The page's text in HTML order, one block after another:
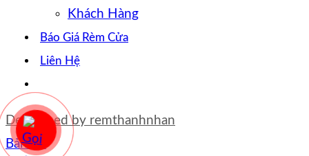
Khách Hàng
Báo Giá Rèm Cửa
Liên Hệ
Developed by remthanhnhan
Bản đồ